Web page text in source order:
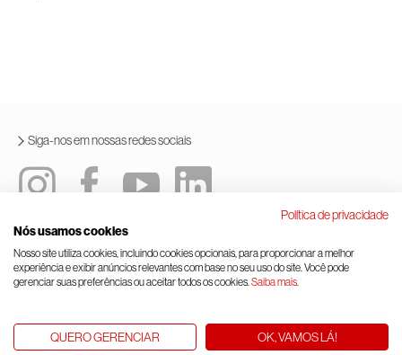
Siga-nos em nossas redes sociais
Política integrada
Termos e condições de uso
Lei geral de proteção de dados
Gerenciamento de cookies
© Rinnai Corporation.
Subir
Política de privacidade
Nós usamos cookies
Nosso site utiliza cookies, incluindo cookies opcionais, para proporcionar a melhor
experiência e exibir anúncios relevantes com base no seu uso do site. Você pode
gerenciar suas preferências ou aceitar todos os cookies.Saiba mais.
QUERO GERENCIAR OK, VAMOS LÁ!